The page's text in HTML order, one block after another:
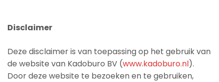
Disclaimer
Deze disclaimer is van toepassing op het gebruik van
de website van Kadoburo BV (www.kadoburo.nl).
Door deze website te bezoeken en te gebruiken,